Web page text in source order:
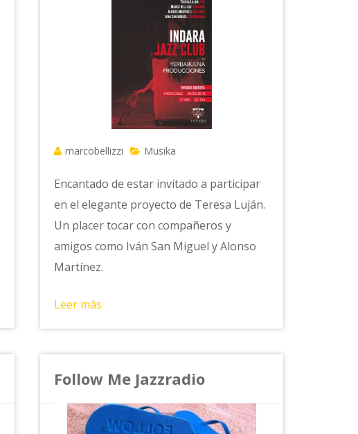
marcobellizzi Musika
Encantado de estar invitado a participar
en el elegante proyecto de Teresa Luján.
Un placer tocar con compañeros y
amigos como Iván San Miguel y Alonso
Martínez.
Leer más
Follow Me Jazzradio